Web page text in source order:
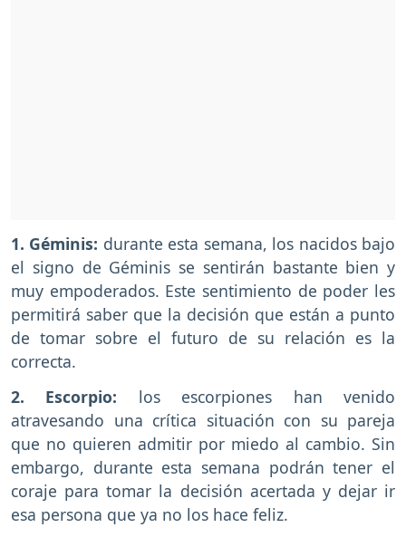
1. Géminis: durante esta semana, los nacidos bajo
el signo de Géminis se sentirán bastante bien y
muy empoderados. Este sentimiento de poder les
permitirá saber que la decisión que están a punto
de tomar sobre el futuro de su relación es la
correcta.
2. Escorpio: los escorpiones han venido
atravesando una crítica situación con su pareja
que no quieren admitir por miedo al cambio. Sin
embargo, durante esta semana podrán tener el
coraje para tomar la decisión acertada y dejar ir
esa persona que ya no los hace feliz.